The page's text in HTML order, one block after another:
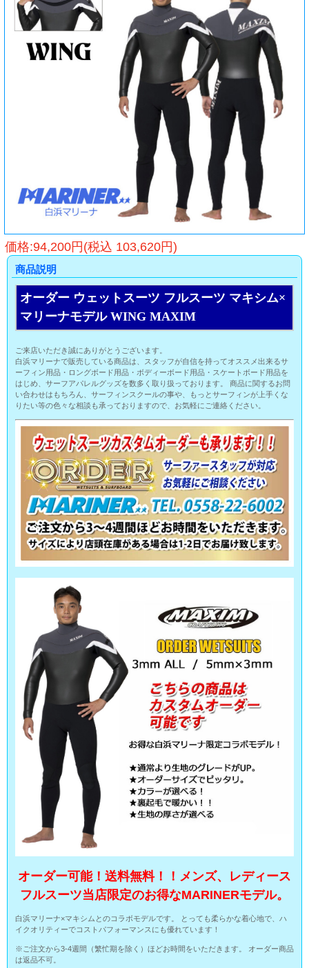
価格:94,200円(税込 103,620円)
商品説明
オーダー ウェットスーツ フルスーツ マキシム×
マリーナモデル WING MAXIM
ご来店いただき誠にありがとうございます。
白浜マリーナで販売している商品は、スタッフが自信を持ってオススメ出来るサ
ーフィン用品・ロングボード用品・ボディーボード用品・スケートボード用品を
はじめ、サーフアパレルグッズを数多く取り扱っております。 商品に関するお問
い合わせはもちろん、サーフィンスクールの事や、もっとサーフィンが上手くな
りたい等の色々な相談も承っておりますので、お気軽にご連絡ください。
オーダー可能！送料無料！！メンズ、レディース
フルスーツ当店限定のお得なMARINERモデル。
白浜マリーナ×マキシムとのコラボモデルです。 とっても柔らかな着心地で、ハ
イクオリティーでコストパフォーマンスにも優れています！
※ご注文から3-4週間（繁忙期を除く）ほどお時間をいただきます。 オーダー商品
は返品不可。